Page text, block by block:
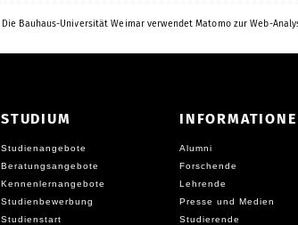
Die Bauhaus-Universität Weimar verwendet Matomo zur Web-
STUDIUM
Studienangebote
Beratungsangebote
Kennenlernangebote
Studienbewerbung
Studienstart
Alumni
Forschende
Lehrende
Presse und Medien
Studierende